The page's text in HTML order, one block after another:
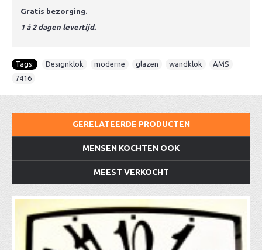
Gratis bezorging.
1 á 2 dagen levertijd.
Tags: Designklok moderne glazen wandklok AMS
7416
GERELATEERDE PRODUCTEN
MENSEN KOCHTEN OOK
MEEST VERKOCHT